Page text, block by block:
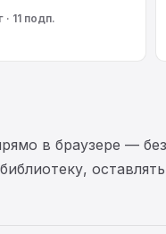
· 11 подп.
в браузере —